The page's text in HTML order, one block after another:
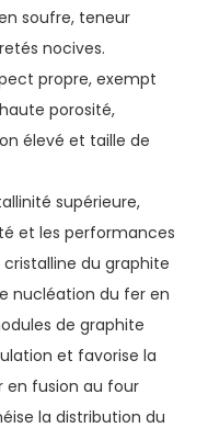
soufre, teneur
nocives.
propre, exempt
porosité,
élevé et taille de
supérieure,
et les performances
du graphite
nucléation du fer en
de graphite
et favorise la
en fusion au four
la distribution du